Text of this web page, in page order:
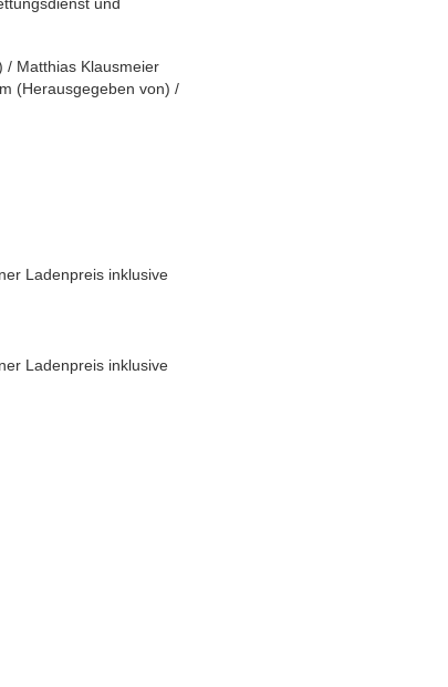
/ Matthias Klausmeier
(Herausgegeben von) /
Ladenpreis inklusive
Ladenpreis inklusive